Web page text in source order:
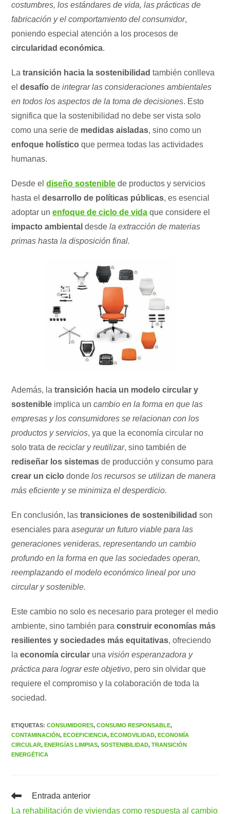
costumbres, los estándares de vida, las prácticas de
fabricación y el comportamiento del consumidor,
poniendo especial atención a los procesos de
circularidad económica.
La transición hacia la sostenibilidad también conlleva
eldesafío deintegrar las consideraciones ambientales
en todos los aspectos de la toma de decisiones. Esto
significa que la sostenibilidad no debe ser vista solo
como una serie de medidas aisladas, sino como un
enfoque holístico que permea todas las actividades
humanas.
Desde eldiseño sostenible de productos y servicios
hasta eldesarrollo de políticas públicas, es esencial
adoptar unenfoque de ciclo de vida que considere el
impacto ambientaldesde la extracción de materias
primas hasta la disposición final.
Además, latransición hacia un modelo circular y
sostenible implica un cambio en la forma en que las
empresas y los consumidores se relacionan con los
productos y servicios, ya que la economía circular no
solo trata dereciclar y reutilizar, sino también de
rediseñar los sistemas de producción y consumo para
crear un ciclo dondelos recursos se utilizan de manera
más eficiente y se minimiza el desperdicio.
En conclusión, lastransiciones de sostenibilidad son
esenciales paraasegurar un futuro viable para las
generaciones venideras, representando un cambio
profundo en la forma en que las sociedades operan,
reemplazando el modelo económico lineal por uno
circular y sostenible.
Este cambio no solo es necesario para proteger el medio
ambiente, sino también paraconstruir economías más
resilientes y sociedades más equitativas, ofreciendo
laeconomía circular una visión esperanzadora y
práctica para lograr este objetivo, pero sin olvidar que
requiere el compromiso y la colaboración de toda la
sociedad.
ETIQUETAS:CONSUMIDORES, CONSUMO RESPONSABLE,
CONTAMINACIÓN, ECOEFICIENCIA, ECOMOVILIDAD, ECONOMÍA
CIRCULAR, ENERGÍAS LIMPIAS, SOSTENIBILIDAD, TRANSICIÓN
ENERGÉTICA
Leer
Entrada anterior
La rehabilitación de viviendas como respuesta al cambio